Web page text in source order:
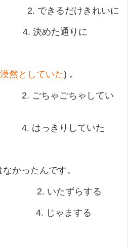
できるだけきれいに
4. 決めた通りに
漠然としていた) 。
2. ごちゃごちゃしてい
4. はっきりしていた
かったんです。
たずらする
じゃまする